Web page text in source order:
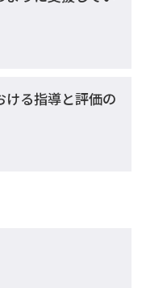
ける指導と評価の